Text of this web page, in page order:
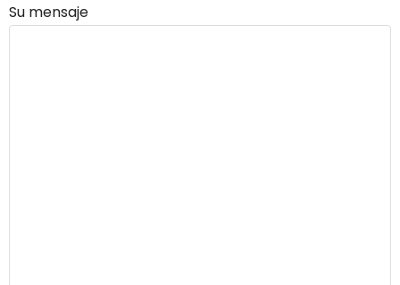
Su mensaje